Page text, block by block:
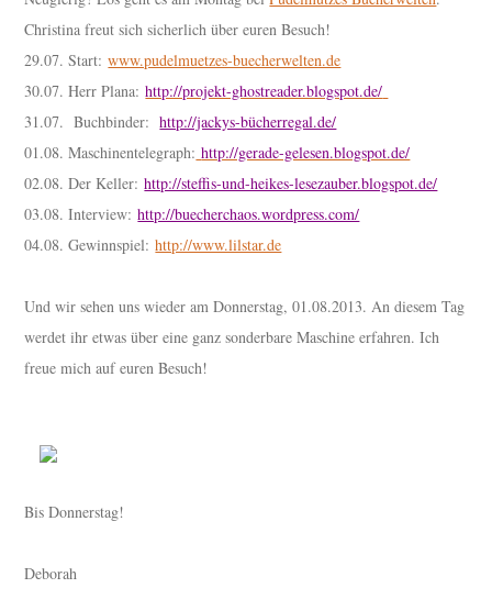
Christina freut sich sicherlich über euren Besuch!
29.07. Start:www.pudelmuetzes-buecherwelten.de
30.07. Herr Plana:http://projekt-ghostreader.blogspot.de/
31.07. Buchbinder:http://jackys-bücherregal.de/
01.08. Maschinentelegraph: http://gerade-gelesen.blogspot.de/
02.08. Der Keller:http://steffis-und-heikes-lesezauber.blogspot.de/
03.08. Interview:http://buecherchaos.wordpress.com/
04.08. Gewinnspiel:http://www.lilstar.de
Und wir sehen uns wieder am Donnerstag, 01.08.2013. An diesem Tag
werdet ihr etwas über eine ganz sonderbare Maschine erfahren. Ich
freue mich auf euren Besuch!
Bis Donnerstag!
Deborah